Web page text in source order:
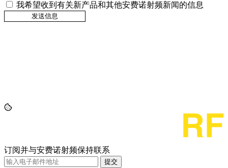
我希望收到有关新产品和其他安费诺射频新闻的信息
订阅并与安费诺射频保持联系
提交